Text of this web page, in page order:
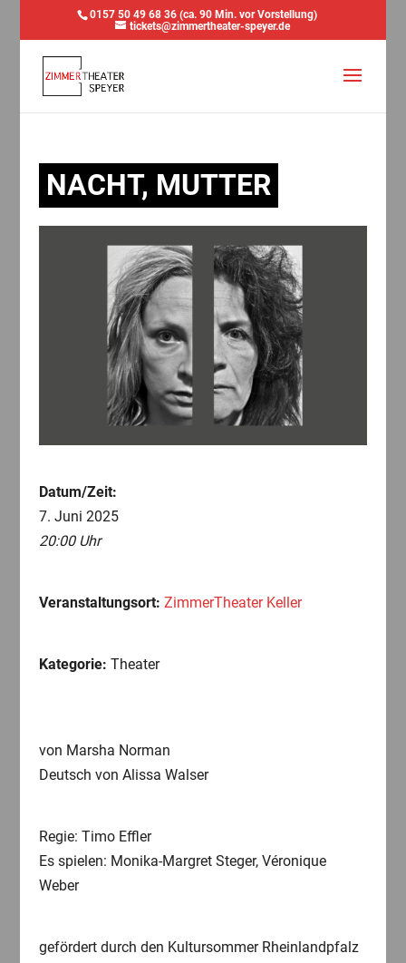
0157 50 49 68 36 (ca. 90 Min. vor Vorstellung)
tickets@zimmertheater-speyer.de
NACHT, MUTTER
Datum/Zeit:
7. Juni 2025
20:00 Uhr
Veranstaltungsort: ZimmerTheater Keller
Kategorie: Theater
von Marsha Norman
Deutsch von Alissa Walser
Regie: Timo Effler
Es spielen: Monika-Margret Steger, Véronique
Weber
gefördert durch den Kultursommer Rheinlandpfalz